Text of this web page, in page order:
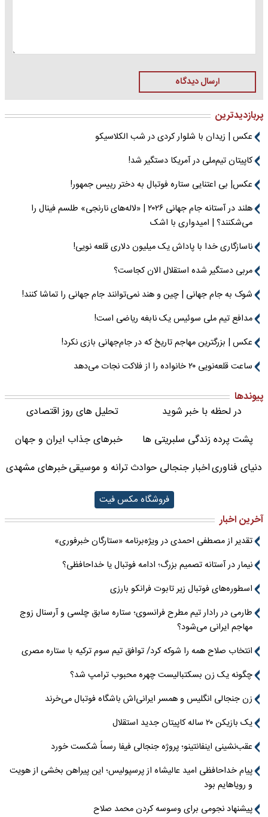
ارسال دیدگاه
پربازدیدترین
عکس | زیدان با شلوار کردی در شب الکلاسیکو
کاپیتان تیم‌ملی در آمریکا دستگیر شد!
عکس| بی اعتنایی ستاره فوتبال به دختر رییس جمهور!
هلند در آستانه جام جهانی ۲۰۲۶ | «لاله‌های نارنجی» طلسم فینال را
می‌شکنند؟ | امیدواری با اشک
ناسازگاری خدا با پاداش یک میلیون دلاری قلعه نویی!
مربی دستگیر شده استقلال الان کجاست؟
شوک به جام جهانی | چین و هند نمی‌توانند جام جهانی را تماشا کنند!
مدافع تیم ملی سوئیس یک نابغه ریاضی است!
عکس | بزرگترین مهاجم تاریخ که در جام‌جهانی بازی نکرد!
ساعت قلعه‌نویی ۲۰ خانواده را از فلاکت نجات می‌دهد
پیوندها
در لحظه با خبر شوید
تحلیل های روز اقتصادی
پشت پرده زندگی سلبریتی ها
خبرهای جذاب ایران و جهان
دنیای فناوریاخبار جنجالی حوادثترانه و موسیقیخبرهای مشهدی
فروشگاه مکس فیت
آخرین اخبار
تقدیر از مصطفی احمدی در ویژه‌برنامه «ستارگان خبرفوری»
نیمار در آستانه تصمیم بزرگ؛ ادامه فوتبال یا خداحافظی؟
اسطوره‌های فوتبال زیر تابوت فرانکو بارزی
طارمی در رادار تیم مطرح فرانسوی؛ ستاره سابق چلسی و آرسنال زوج
مهاجم ایرانی می‌شود؟
انتخاب صلاح همه را شوکه کرد/ توافق تیم سوم ترکیه با ستاره مصری
چگونه یک زن بسکتبالیست چهره محبوب ترامپ شد؟
زن جنجالی انگلیس و همسر ایرانی‌اش باشگاه فوتبال می‌خرند
یک بازیکن ۲۰ ساله کاپیتان جدید استقلال
عقب‌نشینی اینفانتینو؛ پروژه جنجالی فیفا رسماً شکست خورد
پیام خداحافظی امید عالیشاه از پرسپولیس؛ این پیراهن بخشی از هویت
و رویاهایم بود
پیشنهاد نجومی برای وسوسه کردن محمد صلاح